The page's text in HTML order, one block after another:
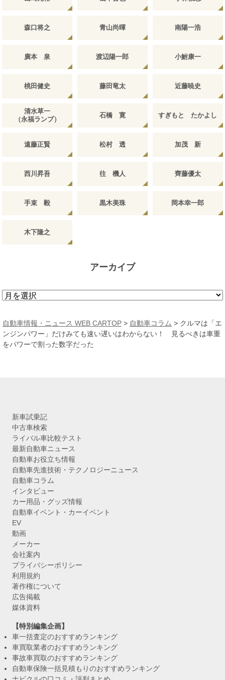
森口将之 青山尚暉 南陽一浩
廣本 泉 渡辺陽一郎 小鮒康一
桃田健史 藤田竜太 近藤暁史
清水草一
（永福ランプ）
石橋 寛 すぎもと たかよし
遠藤正賢 松村 透 加茂 新
西川昇吾 往 機人 齊藤優太
手束 毅 黒木美珠 岡本幸一郎
木下隆之
アーカイブ
ア
カ
イ
ブ
自動車情報・ニュース WEB CARTOP > 自動車コラム > クルマは「エ
ンジンパワー」だけみても速い遅いはわからない！ 見るべきは車重
をパワーで割った数字だった
新車試乗記
中古車検索
ライバル車比較テスト
最新自動車ニュース
自動車お役立ち情報
自動車先進技術・テクノロジーニュース
自動車コラム
インタビュー
カー用品・グッズ情報
自動車イベント・カーイベント
EV
動画
メーカー
会社案内
プライバシーポリシー
利用規約
著作権について
広告掲載
媒体資料
【特別編集企画】
車一括査定のおすすめランキング
車買取業者のおすすめランキング
事故車買取のおすすめランキング
自動車保険一括見積もりのおすすめランキング